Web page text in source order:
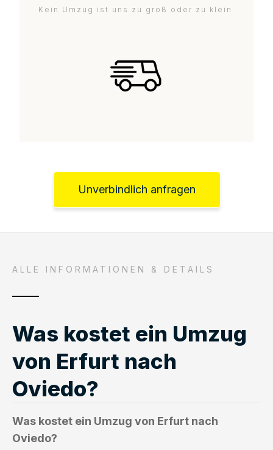
Kein Umzug ist uns zu groß oder zu klein.
Unverbindlich anfragen
ALLE INFORMATIONEN & DETAILS
Was kostet ein Umzug
von Erfurt nach
Oviedo?
Was kostet ein Umzug von Erfurt nach
Oviedo?